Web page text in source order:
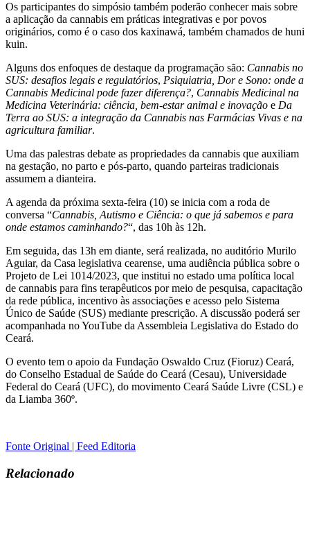
Os participantes do simpósio também poderão conhecer mais sobre
a aplicação da cannabis em práticas integrativas e por povos
originários, como é o caso dos kaxinawá, também chamados de huni
kuin.
Alguns dos enfoques de destaque da programação são: Cannabis no
SUS: desafios legais e regulatórios, Psiquiatria, Dor e Sono: onde a
Cannabis Medicinal pode fazer diferença?, Cannabis Medicinal na
Medicina Veterinária: ciência, bem-estar animal e inovação e Da
Terra ao SUS: a integração da Cannabis nas Farmácias Vivas e na
agricultura familiar.
Uma das palestras debate as propriedades da cannabis que auxiliam
na gestação, no parto e pós-parto, quando parteiras tradicionais
assumem a dianteira.
A agenda da próxima sexta-feira (10) se inicia com a roda de
conversa “Cannabis, Autismo e Ciência: o que já sabemos e para
onde estamos caminhando?“, das 10h às 12h.
Em seguida, das 13h em diante, será realizada, no auditório Murilo
Aguiar, da Casa legislativa cearense, uma audiência pública sobre o
Projeto de Lei 1014/2023, que institui no estado uma política local
de cannabis para fins terapêuticos por meio de pesquisa, capacitação
da rede pública, incentivo às associações e acesso pelo Sistema
Único de Saúde (SUS) mediante prescrição. A discussão poderá ser
acompanhada no YouTube da Assembleia Legislativa do Estado do
Ceará.
O evento tem o apoio da Fundação Oswaldo Cruz (Fioruz) Ceará,
do Conselho Estadual de Saúde do Ceará (Cesau), Universidade
Federal do Ceará (UFC), do movimento Ceará Saúde Livre (CSL) e
da Liamba 360º.
Fonte Original | Feed Editoria
Relacionado